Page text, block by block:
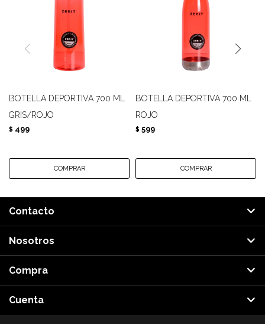
BOTELLA DEPORTIVA 700 ML
GRIS/ROJO
$ 499
BOTELLA DEPORTIVA 700 ML
ROJO
$ 599
Contacto
Nosotros
Compra
Cuenta